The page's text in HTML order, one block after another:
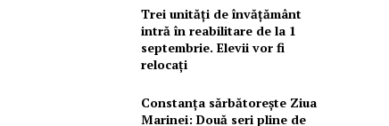
Trei unități de învățământ
intră în reabilitare de la 1
septembrie. Elevii vor fi
relocați
Constanța sărbătorește Ziua
Marinei: Două seri pline de